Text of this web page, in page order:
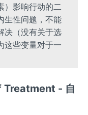
）影响行动的二
生性问题，不能
决（没有关于选
这些变量对于一
- 自